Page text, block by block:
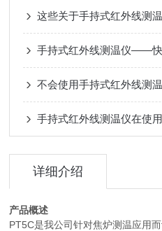
手持式红外线测温仪——
不会使用手持式红外线测
手持式红外线测温仪在使
详细介绍
产品概述
PT5C是我公司针对焦炉测温应用